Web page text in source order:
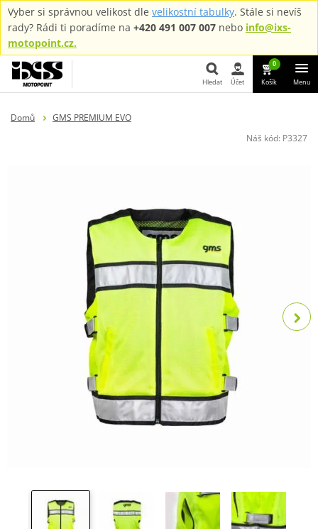
Vyber si správnou velikost dle velikostní tabulky. Stále si nevíš
rady? Rádi ti poradíme na +420 491 007 007 nebo info@ixs-
motopoint.cz.
Hledat Účet
0
Košík Menu
Domů
GMS PREMIUM EVO
Náš kód: P3327